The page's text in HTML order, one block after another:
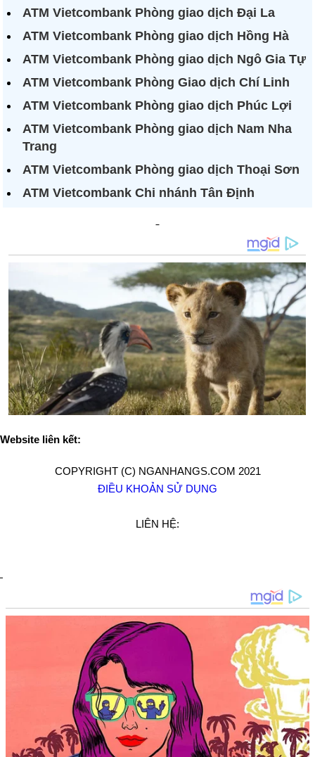
ATM Vietcombank Phòng giao dịch Đại La
ATM Vietcombank Phòng giao dịch Hồng Hà
ATM Vietcombank Phòng giao dịch Ngô Gia Tự
ATM Vietcombank Phòng Giao dịch Chí Linh
ATM Vietcombank Phòng giao dịch Phúc Lợi
ATM Vietcombank Phòng giao dịch Nam Nha
Trang
ATM Vietcombank Phòng giao dịch Thoại Sơn
ATM Vietcombank Chi nhánh Tân Định
Website liên kết:
COPYRIGHT (C) NGANHANGS.COM 2021
ĐIỀU KHOẢN SỬ DỤNG
LIÊN HỆ: